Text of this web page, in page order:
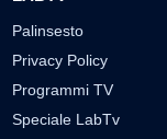
Palinsesto
Privacy Policy
Programmi TV
Speciale LabTv